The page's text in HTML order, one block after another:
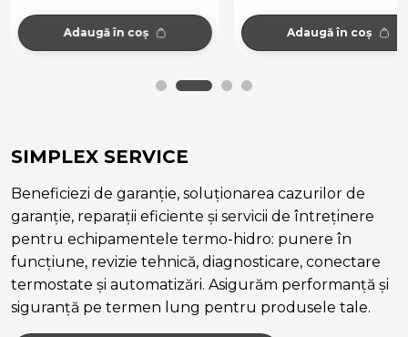
Adaugă în coș Adaugă în coș
SIMPLEX SERVICE
Beneficiezi de garanție, soluționarea cazurilor de
garanție, reparații eficiente și servicii de întreținere
pentru echipamentele termo-hidro: punere în
funcțiune, revizie tehnică, diagnosticare, conectare
termostate și automatizări. Asigurăm performanță și
siguranță pe termen lung pentru produsele tale.